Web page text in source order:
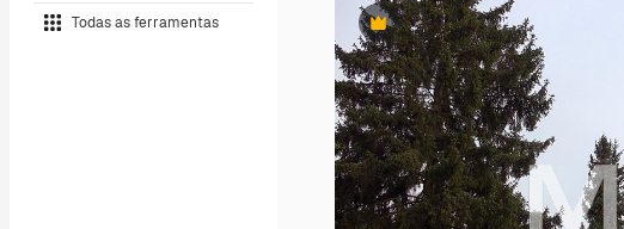
Todas as ferramentas Premium